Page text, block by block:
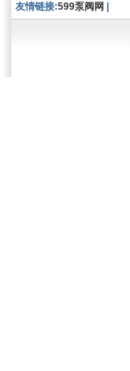
友情链接:599泵阀网